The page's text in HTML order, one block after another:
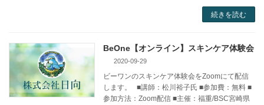
続きを読む
BeOne【オンライン】スキンケア体験会
2020-09-29
ビーワンのスキンケア体験会をZoomにて配信
します。 ■講師：松川裕子氏 ■参加費：無料 ■
参加方法：Zoom配信 ■主催：福重/BSC宮崎県